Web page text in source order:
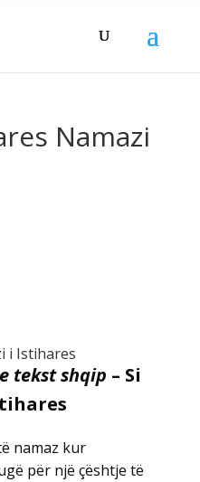
Namazi
i Istihares
tekst shqip – Si
namaz kur
për një çështje të